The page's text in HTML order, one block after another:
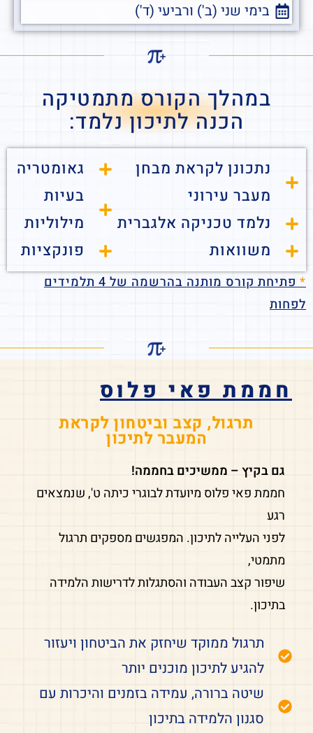
בימי שני (ב') ורביעי (ד')
במהלך הקורס מתמטיקה
הכנה לתיכון נלמד:
נתכונן לקראת מבחן
מעבר עירוני
נלמד טכניקה אלגברית
משוואות
גאומטריה
בעיות
מילוליות
פונקציות
*
פתיחת קורס מותנה בהרשמה של 4 תלמידים
לפחות
חממת פאי פלוס
תרגול, קצב וביטחון לקראת
המעבר לתיכון
גם בקיץ – ממשיכים בחממה!
חממת פאי פלוס מיועדת לבוגרי כיתה ט', שנמצאים
רגע
לפני העלייה לתיכון. המפגשים מספקים תרגול
מתמטי,
שיפור קצב העבודה והסתגלות לדרישות הלמידה
בתיכון.
תרגול ממוקד שיחזק את הביטחון ויעזור
להגיע לתיכון מוכנים יותר
שיטה ברורה, עמידה בזמנים והיכרות עם
סגנון הלמידה בתיכון